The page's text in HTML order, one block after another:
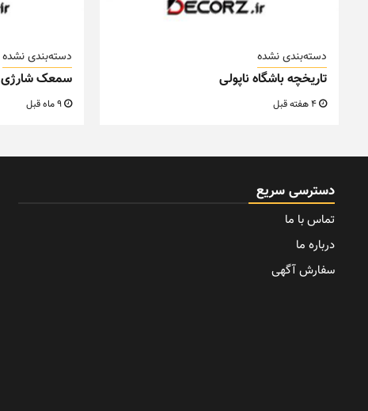
دسته‌بندی نشده
تاریخچه باشگاه ناپولی
دسته‌بندی نشده
سمعک شارژی
9 ماه قبل
دسترسی سریع
تماس با ما
درباره ما
سفارش آگهی